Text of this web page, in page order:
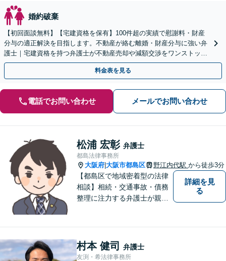
婚約破棄
【初回面談無料】【宅建資格を保有】100件超の実績で慰謝料・財産
分与の適正解決を目指します。不動産が絡む離婚・財産分与に強い弁
護士｜宅建資格を持つ弁護士が不動産売却や減額交渉をワンストップ
でサポートします。
料金表を見る
電話でお問い合わせ メールでお問い合わせ
松浦 宏彰 弁護士
都島法律事務所
大阪府 大阪市都島区 野江内代駅 から徒歩3分
【都島区で地域密着型の法律
相談】相続・交通事故・債務
整理に注力する弁護士が親身
様、まずはお気軽にご連絡く
ださい。初回面談予約受付中
詳細を見
る
村本 健司 弁護士
友渕・希法律事務所